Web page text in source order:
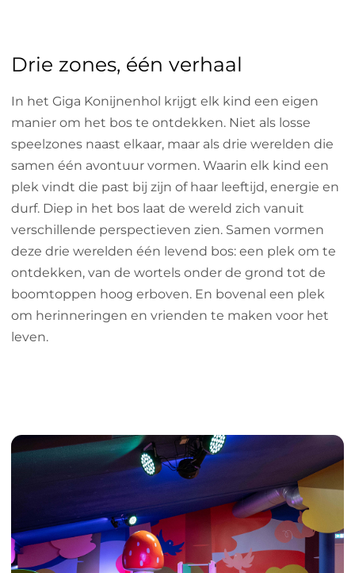
Drie zones, één verhaal
In het Giga Konijnenhol krijgt elk kind een eigen
manier om het bos te ontdekken. Niet als losse
speelzones naast elkaar, maar als drie werelden die
samen één avontuur vormen. Waarin elk kind een
plek vindt die past bij zijn of haar leeftijd, energie en
durf. Diep in het bos laat de wereld zich vanuit
verschillende perspectieven zien. Samen vormen
deze drie werelden één levend bos: een plek om te
ontdekken, van de wortels onder de grond tot de
boomtoppen hoog erboven. En bovenal een plek
om herinneringen en vrienden te maken voor het
leven.